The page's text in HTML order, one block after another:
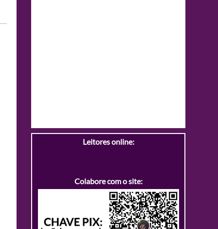
Leitores online:
Colabore com o site: